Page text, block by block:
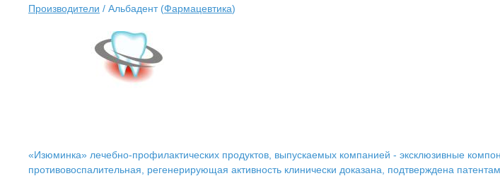
Производители / Альбадент (Фармацевтика)
«Изюминка» лечебно-профилактических продуктов, выпускаемых компанией - эксклюзивные
противовоспалительная, регенерирующая активность клинически доказана, подтверждена